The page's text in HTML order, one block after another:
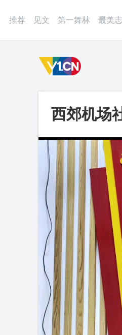
推荐 见文 第一舞林 最美
西郊机场